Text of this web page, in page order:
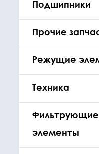
Подшипники
Прочие
Режущие
Техника
Фильтрующие
элементы